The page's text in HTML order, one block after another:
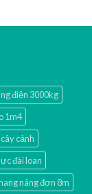
điện 3000kg
1m4
cảnh
đài loan
nâng đơn 8m